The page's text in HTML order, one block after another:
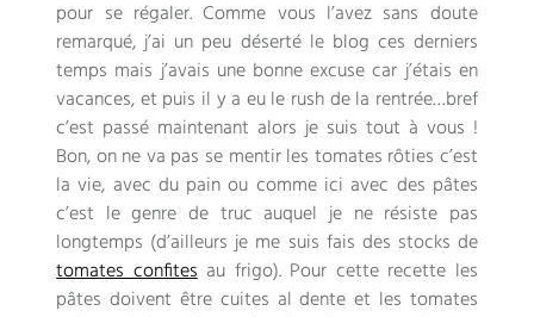
pour se régaler. Comme vous l’avez sans doute
remarqué, j’ai un peu déserté le blog ces derniers
temps mais j’avais une bonne excuse car j’étais en
vacances, et puis il y a eu le rush de la rentrée…bref
c’est passé maintenant alors je suis tout à vous !
Bon, on ne va pas se mentir les tomates rôties c’est
la vie, avec du pain ou comme ici avec des pâtes
c’est le genre de truc auquel je ne résiste pas
longtemps (d’ailleurs je me suis fais des stocks de
tomates confitesau frigo). Pour cette recette les
pâtes doivent être cuites al dente et les tomates